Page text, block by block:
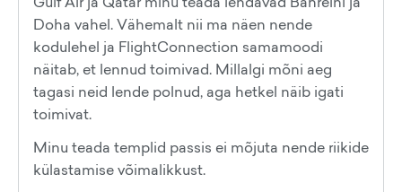
Doha vahel. Vähemalt nii ma näen nende
kodulehel ja FlightConnection samamoodi
näitab, et lennud toimivad. Millalgi mõni aeg
tagasi neid lende polnud, aga hetkel näib igati
toimivat.
Minu teada templid passis ei mõjuta nende riikide
külastamise võimalikkust.